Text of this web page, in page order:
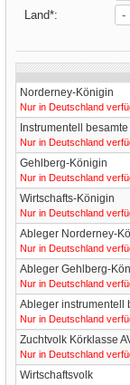
Land*:
Norderney-Königin
Nur in Deutschland
Instrumentell
Nur in Deutschland
Gehlberg-Königin
Nur in Deutschland
Wirtschafts-Königin
Nur in Deutschland
Ableger Norderney-
Nur in Deutschland
Ableger Gehlberg-
Nur in Deutschland
Ableger instrumentell
Nur in Deutschland
Zuchtvolk Körklasse
Nur in Deutschland
Wirtschaftsvolk